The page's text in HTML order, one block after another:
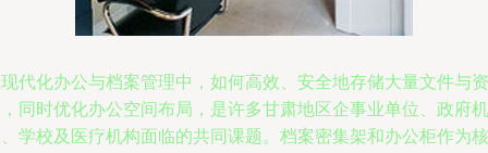
代化办公与档案管理中，如何高效、安全地存储大量文件与资
同时优化办公空间布局，是许多甘肃地区企事业单位、政府机
学校及医疗机构面临的共同课题。档案密集架和办公柜作为核